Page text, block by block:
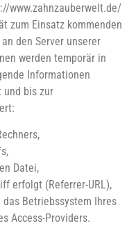
www.zahnzauberwelt.de/
zum Einsatz kommenden
den Server unserer
werden temporär in
Informationen
und bis zur
Datei,
erfolgt (Referrer-URL),
Betriebssystem Ihres
Access-Providers.